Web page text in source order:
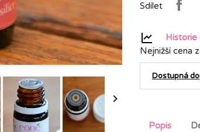

Sdílet
Historie
Nejnižší cena
Dostupná
Popis